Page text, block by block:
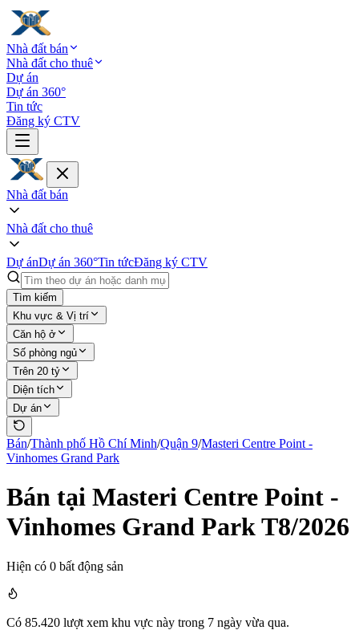
Nhà đất bán
Nhà đất cho thuê
Dự án
Dự án 360°
Tin tức
Đăng ký CTV
Nhà đất bán
Nhà đất cho thuê
Dự ánDự án 360°Tin tứcĐăng ký CTV
Tìm kiếm
Khu vực & Vị trí
Căn hộ ở
Số phòng ngủ
Trên 20 tỷ
Diện tích
Dự án
Bán/Thành phố Hồ Chí Minh/Quận 9/Masteri Centre Point -
Vinhomes Grand Park
Bán tại Masteri Centre Point -
Vinhomes Grand Park T8/2026
Hiện có 0 bất động sản
Có 85.420 lượt xem khu vực này trong 7 ngày vừa qua.